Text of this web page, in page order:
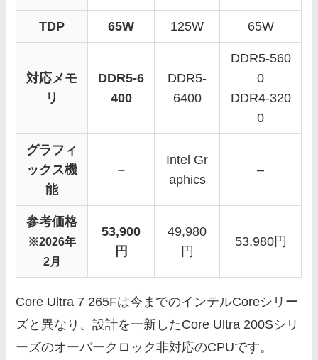
TDP 65W 125W 65W
対応メモ
リ
DDR5-6
400
DDR5-
6400
DDR5-560
0
DDR4-320
0
グラフィ
ックス機
能
–
Intel Gr
aphics
–
参考価格
※2026年
2月
53,900
円
49,980
円
53,980円
Core Ultra 7 265Fは今までのインテルCoreシリー
ズと異なり、設計を一新したCore Ultra 200Sシリ
ーズのオーバークロック非対応のCPUです。